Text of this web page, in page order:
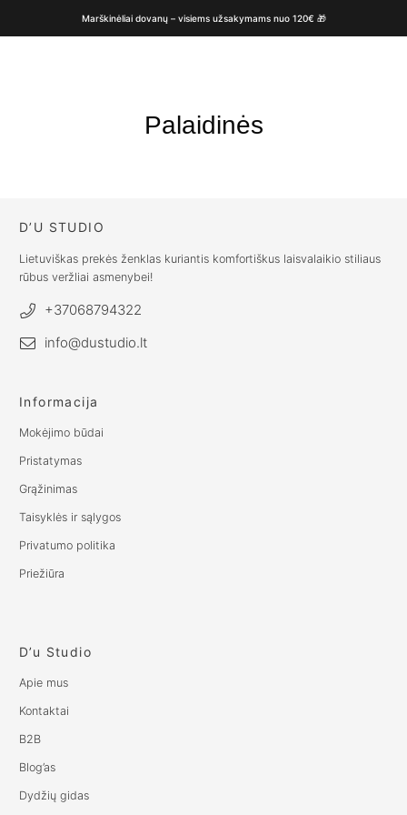
Marškinėliai dovanų – visiems užsakymams nuo 120€ 🎁
Palaidinės
D’U STUDIO
Lietuviškas prekės ženklas kuriantis komfortiškus laisvalaikio stiliaus
rūbus veržliai asmenybei!
+37068794322
info@dustudio.lt
Informacija
Mokėjimo būdai
Pristatymas
Grąžinimas
Taisyklės ir sąlygos
Privatumo politika
Priežiūra
D’u Studio
Apie mus
Kontaktai
B2B
Blog’as
Dydžių gidas